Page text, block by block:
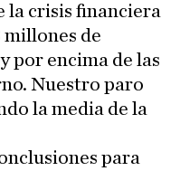
la crisis financiera
millones de
por encima de las
Nuestro paro
la media de la
para